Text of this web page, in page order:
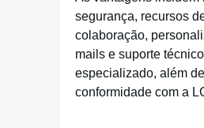
segurança, recursos
colaboração,
mails e suporte técnico
especializado, além de
conformidade com a